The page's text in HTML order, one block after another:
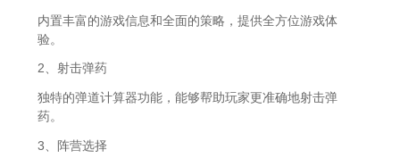
内置丰富的游戏信息和全面的策略，提供全方位游戏体
验。
2、射击弹药
独特的弹道计算器功能，能够帮助玩家更准确地射击弹
药。
3、阵营选择